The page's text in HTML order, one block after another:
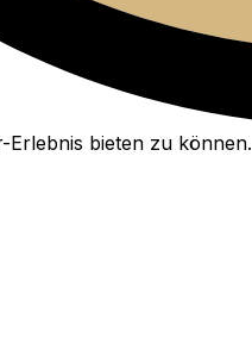
Erlebnis bieten zu können.